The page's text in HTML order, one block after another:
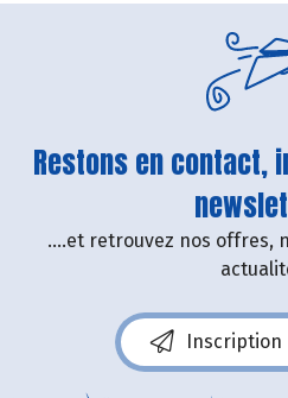
Restons en contact,
....et retrouvez nos offres,
Inscription